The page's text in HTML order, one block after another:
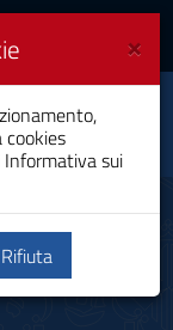
×
cookies
Informativa sui
Rifiuta